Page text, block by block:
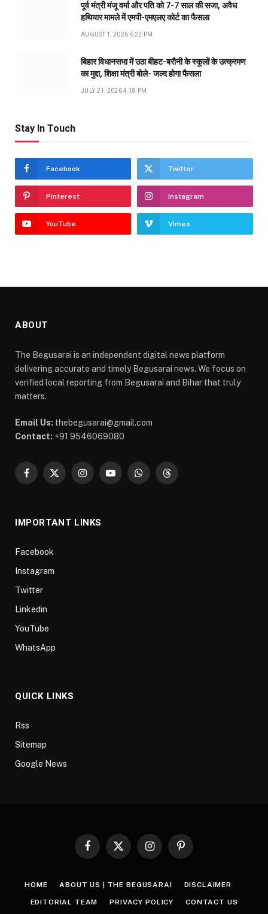
पूर्व मंत्री मंजू वर्मा और पति को 7-7 साल की सजा, अवैध
हथियार मामले में एमपी-एमएलए कोर्ट का फैसला
AUGUST 1, 2026 6:22 PM
बिहार विधानसभा में उठा बीहट-बरौनी के स्कूलों के उत्क्रमण
का मुद्दा, शिक्षा मंत्री बोले- जल्द होगा फैसला
JULY 21, 2026 4:18 PM
Stay In Touch
Facebook Twitter
Pinterest Instagram
YouTube Vimeo
ABOUT
The Begusarai is an independent digital news platform
delivering accurate and timely Begusarai news. We focus on
verified local reporting from Begusarai and Bihar that truly
matters.
Email Us: thebegusarai@gmail.com
Contact: +91 9546069080
Facebook
X
InstagramYouTubeWhatsAppThreads
IMPORTANT LINKS
Facebook
Instagram
Twitter
Linkedin
YouTube
WhatsApp
QUICK LINKS
Rss
Sitemap
Google News
Facebook
X
InstagramPinterest
HOME ABOUT US | THE BEGUSARAI DISCLAIMER
EDITORIAL TEAM PRIVACY POLICY CONTACT US